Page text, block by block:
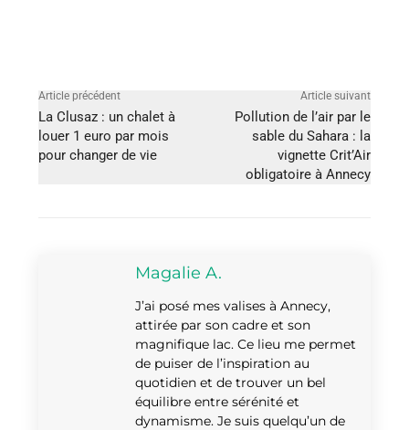
Article précédent
La Clusaz : un chalet à
louer 1 euro par mois
pour changer de vie
Article suivant
Pollution de l’air par le
sable du Sahara : la
vignette Crit’Air
obligatoire à Annecy
Magalie A.
J’ai posé mes valises à Annecy,
attirée par son cadre et son
magnifique lac. Ce lieu me permet
de puiser de l’inspiration au
quotidien et de trouver un bel
équilibre entre sérénité et
dynamisme. Je suis quelqu’un de